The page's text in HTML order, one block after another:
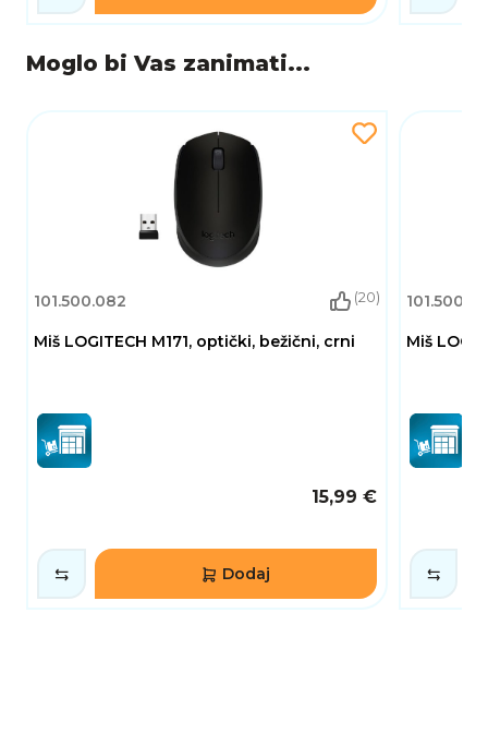
Moglo bi Vas zanimati...
101.500.082 (20)
Miš LOGITECH M171, optički, bežični, crni
15,99 €
Dodaj
Miš